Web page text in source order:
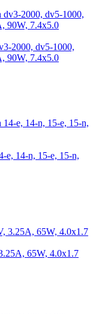
2000, dv5-1000,
90W, 7.4х5.0
e, 14-n, 15-e, 15-n,
65W, 4.0х1.7